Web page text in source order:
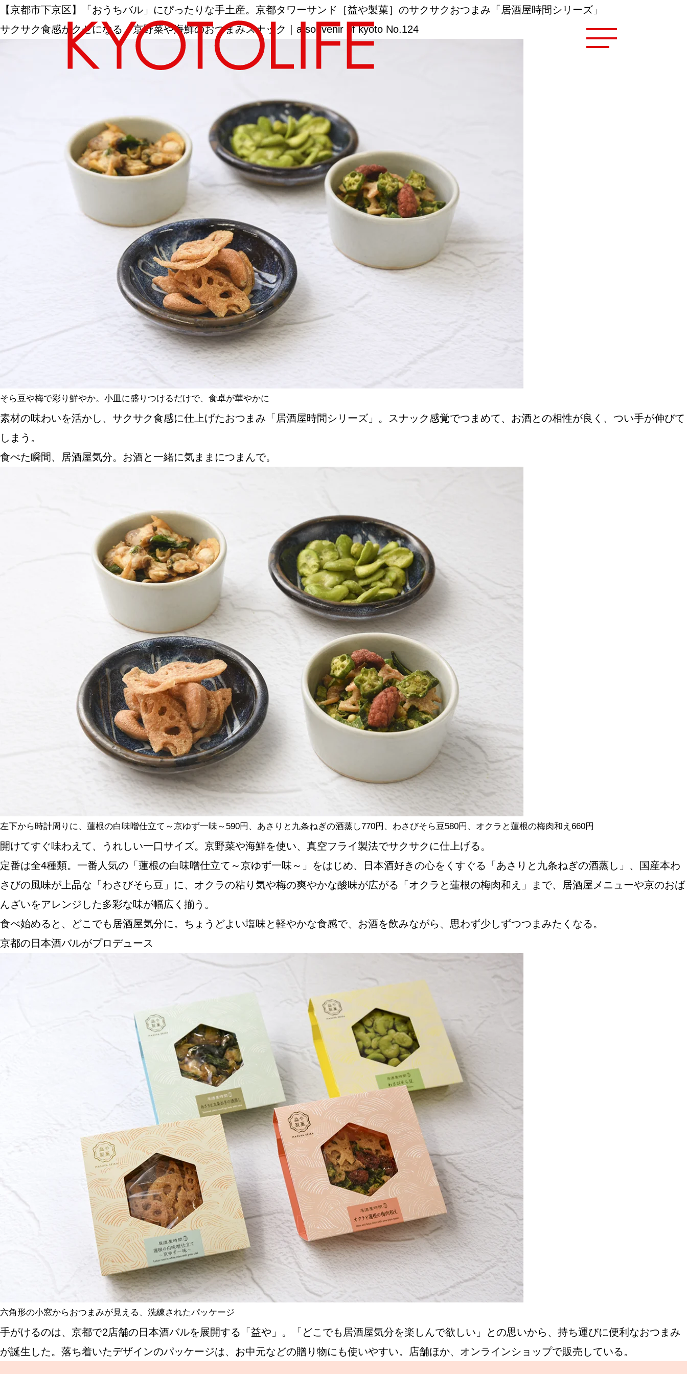
エリアから探す 地図から探す
カテゴリーから探す
SPECIAL
SERIES
カレーが好き
京都おやつクラブ
私と店のはなし
今月の京みやげ
京都の書店
CULTURE
関西で開催。おすすめの展覧会
おすすめの映画
誠光社で選びました。おすすめの本
紹介します。おすすめのイベント
ABOUT US Instagram
チケットプレゼント応募
【京都市下京区】「おうちバル」にぴったりな手土産。京都タワーサンド［益や製菓］のサクサクおつまみ「居酒屋時間シリーズ」
サクサク食感がクセになる。京野菜や海鮮のおつまみスナック｜a souvenir of kyoto No.124
そら豆や梅で彩り鮮やか。小皿に盛りつけるだけで、食卓が華やかに
素材の味わいを活かし、サクサク食感に仕上げたおつまみ「居酒屋時間シリーズ」。スナック感覚でつまめて、お酒との相性が良く、つい手が伸びて
しまう。
食べた瞬間、居酒屋気分。お酒と一緒に気ままにつまんで。
左下から時計周りに、蓮根の白味噌仕立て～京ゆず一味～590円、あさりと九条ねぎの酒蒸し770円、わさびそら豆580円、オクラと蓮根の梅肉和え660円
開けてすぐ味わえて、うれしい一口サイズ。京野菜や海鮮を使い、真空フライ製法でサクサクに仕上げる。
定番は全4種類。一番人気の「蓮根の白味噌仕立て～京ゆず一味～」をはじめ、日本酒好きの心をくすぐる「あさりと九条ねぎの酒蒸し」、国産本わ
さびの風味が上品な「わさびそら豆」に、オクラの粘り気や梅の爽やかな酸味が広がる「オクラと蓮根の梅肉和え」まで、居酒屋メニューや京のおば
んざいをアレンジした多彩な味が幅広く揃う。
食べ始めると、どこでも居酒屋気分に。ちょうどよい塩味と軽やかな食感で、お酒を飲みながら、思わず少しずつつまみたくなる。
京都の日本酒バルがプロデュース
六角形の小窓からおつまみが見える、洗練されたパッケージ
手がけるのは、京都で2店舗の日本酒バルを展開する「益や」。「どこでも居酒屋気分を楽しんで欲しい」との思いから、持ち運びに便利なおつまみ
が誕生した。落ち着いたデザインのパッケージは、お中元などの贈り物にも使いやすい。店舗ほか、オンラインショップで販売している。